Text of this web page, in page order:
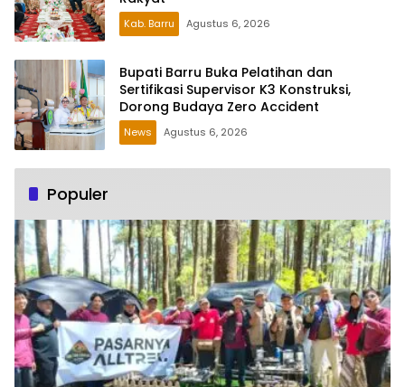
Kab. Barru Agustus 6, 2026
Bupati Barru Buka Pelatihan dan
Sertifikasi Supervisor K3 Konstruksi,
Dorong Budaya Zero Accident
News Agustus 6, 2026
Populer